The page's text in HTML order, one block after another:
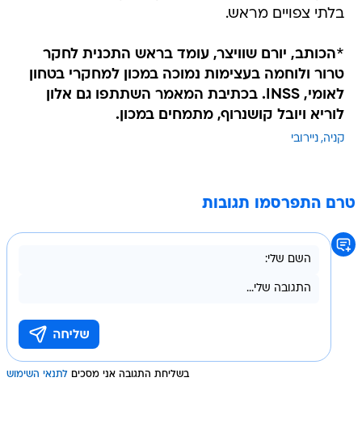
בלתי צפויים מראש.
*הכותב, יורם שוויצר, עומד בראש התכנית לחקר
טרור ולוחמה בעצימות נמוכה במכון למחקרי בטחון
לאומי, INSS. בכתיבת המאמר השתתפו גם אלון
לוריא ויובל קושנרוף, מתמחים במכון.
קניה ניירובי
טרם התפרסמו תגובות
בשליחת התגובה אני מסכים לתנאי השימוש